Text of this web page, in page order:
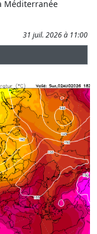
Méditerranée
31 juil. 2026 à 11:00